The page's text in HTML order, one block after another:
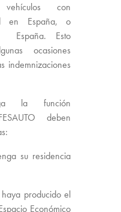
con
en España, o
España. Esto
ocasiones
indemnizaciones
la función
deben
su residencia
producido el
Económico